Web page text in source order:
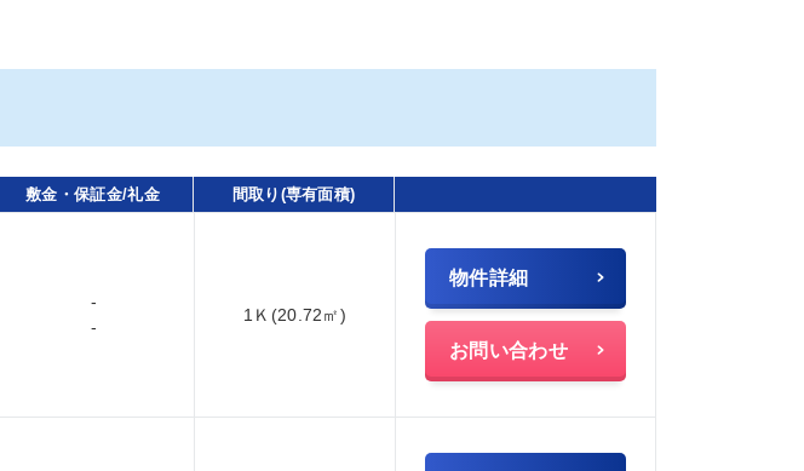
敷金・保証金/礼金 間取り(専有面積)
-
-
1Ｋ(20.72㎡)
物件詳細
お問い合わせ